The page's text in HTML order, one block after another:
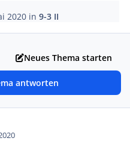
2020 in9-3 II
Neues Thema starten
antworten